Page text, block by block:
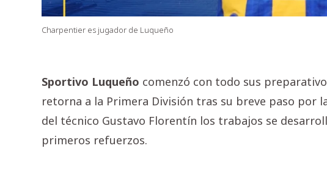
Charpentier es jugador de Luqueño
Sportivo Luqueño comenzó con todo sus
retorna a la Primera División tras su breve paso por
del técnico Gustavo Florentín los trabajos se
primeros refuerzos.